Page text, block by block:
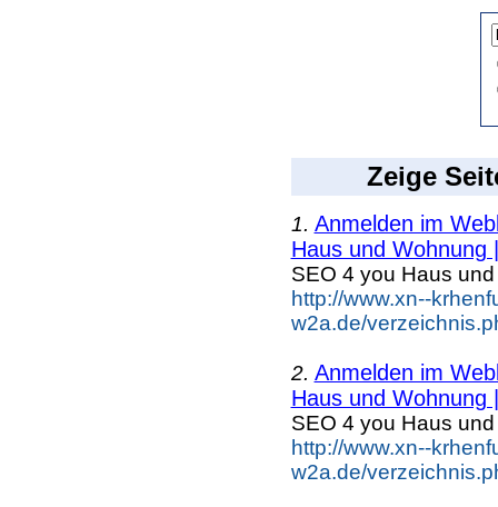
Zeige
1. Anmelden im
Haus und Wohnung
SEO 4 you Haus
http://www.xn--
w2a.de/
2. Anmelden im
Haus und Wohnung
SEO 4 you Haus
http://www.xn--
w2a.de/